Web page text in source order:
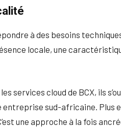
à des besoins
locale, une
services cloud de BCX, ils
entreprise sud-africaine. Plus
une approche à la fois